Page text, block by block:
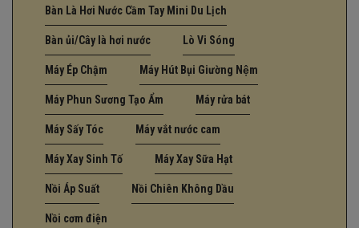
Bàn Là Hơi Nước Cầm Tay Mini Du Lịch
Bàn ủi/Cây là hơi nước Lò Vi Sóng
Máy Ép Chậm Máy Hút Bụi Giường Nệm
Máy Phun Sương Tạo Ẩm Máy rửa bát
Máy Sấy Tóc Máy vắt nước cam
Máy Xay Sinh Tố Máy Xay Sữa Hạt
Nồi Áp Suất Nồi Chiên Không Dầu
Nồi cơm điện